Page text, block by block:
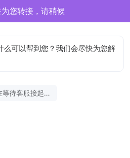
为您转接，请稍候
么可以帮到您？我们会尽快为您解
等待客服接起...